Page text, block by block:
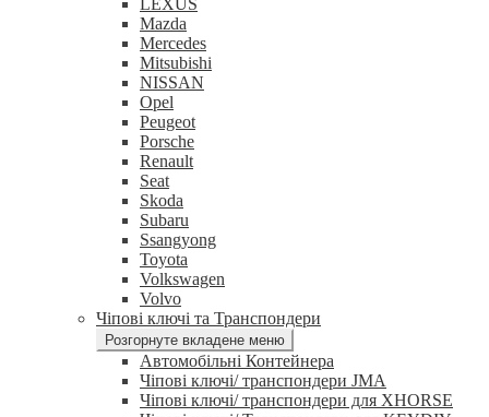
LEXUS
Mazda
Mercedes
Mitsubishi
NISSAN
Opel
Peugeot
Porsche
Renault
Seat
Skoda
Subaru
Ssangyong
Toyota
Volkswagen
Volvo
Чіпові ключі та Транспондери
Розгорнуте вкладене меню
Автомобільні Контейнера
Чіпові ключі/ транспондери JMA
Чіпові ключі/ транспондери для XHORSE